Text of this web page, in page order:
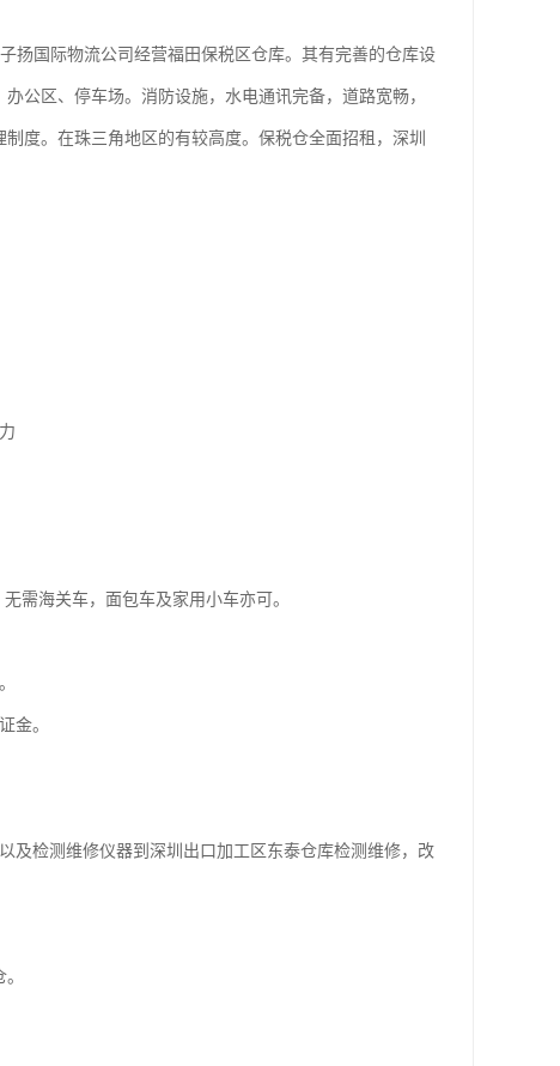
扬国际物流公司经营福田保税区仓库。其有完善的仓库设
公区、停车场。消防设施，水电通讯完备，道路宽畅，
度。在珠三角地区的有较高度。保税仓全面招租，深圳
需海关车，面包车及家用小车亦可。
金。
及检测维修仪器到深圳出口加工区东泰仓库检测维修，改